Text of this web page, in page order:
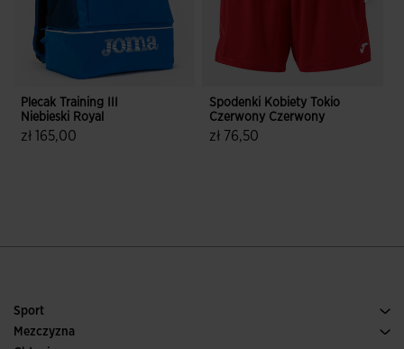
Plecak Training III
Niebieski Royal
zł 165,00
Spodenki Kobiety Tokio
Czerwony Czerwony
zł 76,50
Sport
Bieganie
Mezczyzna